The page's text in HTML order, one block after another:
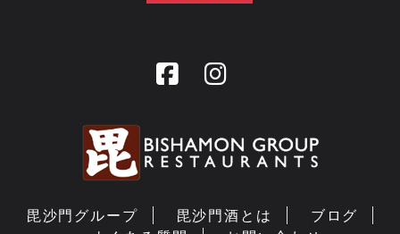
毘沙門グループ 毘沙門酒とは
ブログ